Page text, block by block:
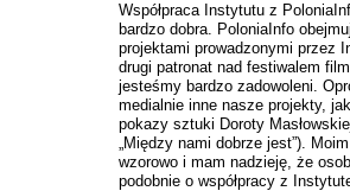
Współpraca Instytutu z
bardzo dobra. PoloniaInfo
projektami prowadzonymi przez
drugi patronat nad festiwalem
jesteśmy bardzo zadowoleni.
medialnie inne nasze projekty,
pokazy sztuki Doroty
„Między nami dobrze jest”).
wzorowo i mam nadzieję, że
podobnie o współpracy z